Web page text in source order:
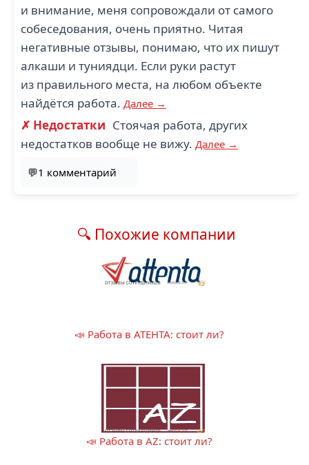
и внимание, меня сопровождали от самого
собеседования, очень приятно. Читая
негативные отзывы, понимаю, что их пишут
алкаши и туниядци. Если руки растут
из правильного места, на любом объекте
найдётся работа. Далее →
✗ Недостатки Стоячая работа, других
недостатков вообще не вижу. Далее →
💬1 комментарий
🔍 Похожие компании
📣 Работа в АТЕНТА: стоит ли?
📣 Работа в AZ: стоит ли?